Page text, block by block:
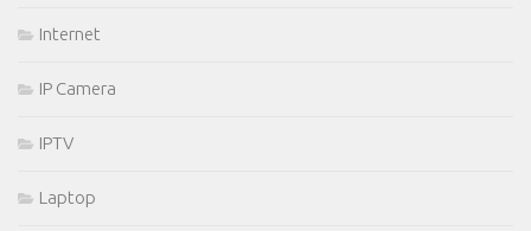
Internet
IP Camera
IPTV
Laptop